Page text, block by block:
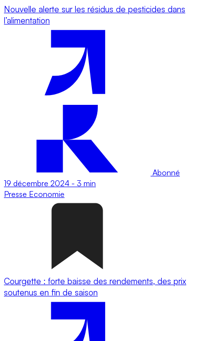
Nouvelle alerte sur les résidus de pesticides dans
l’alimentation
Abonné
19 décembre 2024 - 3 min
Presse Economie
Courgette : forte baisse des rendements, des prix
soutenus en fin de saison